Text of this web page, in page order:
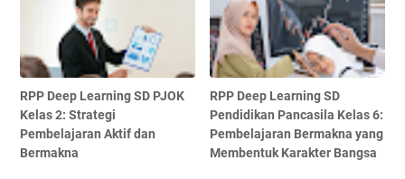
RPP Deep Learning SD PJOK
Kelas 2: Strategi
Pembelajaran Aktif dan
Bermakna
RPP Deep Learning SD
Pendidikan Pancasila Kelas 6:
Pembelajaran Bermakna yang
Membentuk Karakter Bangsa